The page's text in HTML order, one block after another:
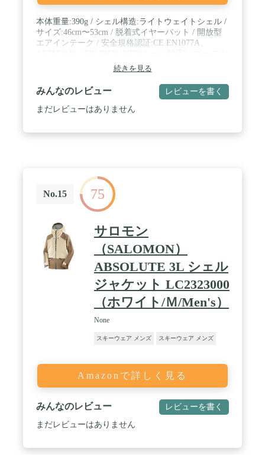
本体重量:390g / シェル構造:ライトウェイトシェル /
サイズ:46cm〜53cm / 脱着式イヤーパット / 開放型
エアインテーク / 安全規格認証:CE EN1077A、
ストッパー装備 / サイズ調整方式:ダイヤル式、サイ
ズ調整パッド / 付属品:サイズ調整用内装パット、取
扱説明書
続きを見る
みんなのレビュー レビューを書く
まだレビューはありません
No.15 75
サロモン
（SALOMON）
ABSOLUTE 3L シェル
ジャケット LC2323000
（ホワイト/Ｍ/Men's）
None
スキーウェア メンズ スキーウェア メンズ
Amazonで詳しく見る
みんなのレビュー レビューを書く
まだレビューはありません